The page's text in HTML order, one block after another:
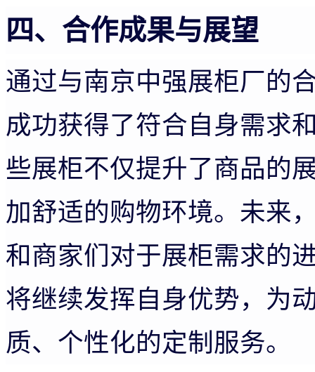
四、合作成果与展望
通过与南京中强展柜厂的
成功获得了符合自身需求
些展柜不仅提升了商品的
加舒适的购物环境。未来
和商家们对于展柜需求的
将继续发挥自身优势，为
质、个性化的定制服务。